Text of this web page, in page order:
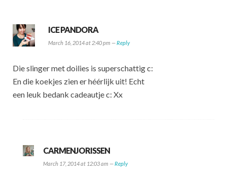
ICE PANDORA
March 16, 2014 at 2:40 pm —Reply
Die slinger met doilies is superschattig c:
En die koekjes zien er héérlijk uit! Echt
een leuk bedank cadeautje c: Xx
CARMENJORISSEN
March 17, 2014 at 12:03 am —Reply